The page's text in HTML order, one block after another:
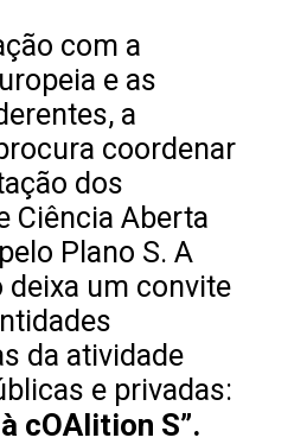
com a
e as
a
coordenar
dos
Ciência Aberta
Plano S. A
deixa um convite
da atividade
e privadas:
cOAlition S”.